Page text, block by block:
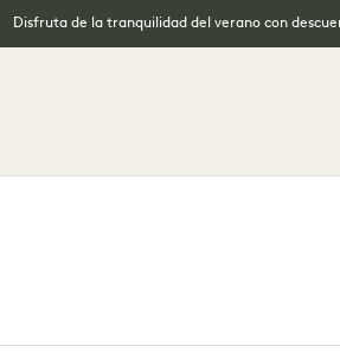
Disfruta de la tranquilidad del verano con